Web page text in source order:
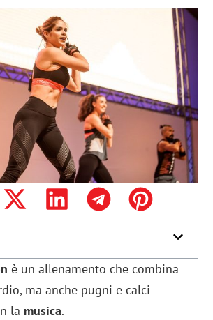
è un allenamento che combina
ma anche pugni e calci
la musica.